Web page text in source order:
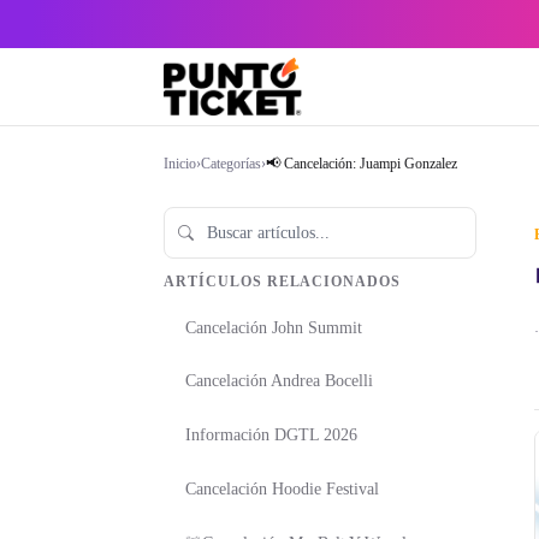
Inicio›Categorías›📢 Cancelación: Juampi Gonzalez
ARTÍCULOS RELACIONADOS
Cancelación John Summit
Cancelación Andrea Bocelli
Información DGTL 2026
Cancelación Hoodie Festival
·